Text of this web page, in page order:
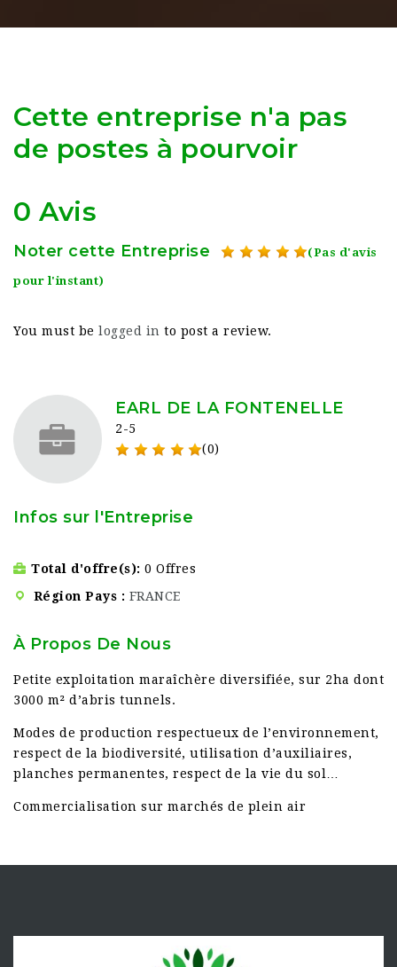
Cette entreprise n'a pas
de postes à pourvoir
0 Avis
Noter cette Entreprise (Pas d'avis
pour l'instant)
You must be logged in to post a review.
EARL DE LA FONTENELLE
2-5
(0)
Infos sur l'Entreprise
Total d'offre(s) 0 Offres
Région Pays
FRANCE
À Propos De Nous
Petite exploitation maraîchère diversifiée, sur 2ha dont
3000 m² d’abris tunnels.
Modes de production respectueux de l’environnement,
respect de la biodiversité, utilisation d’auxiliaires,
planches permanentes, respect de la vie du sol…
Commercialisation sur marchés de plein air